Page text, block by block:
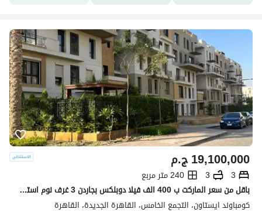
ج.م19,100,000
3
3
240 متر مربع
باقل من سعر الماركت ب 400 الف فيلا دوبلكس بجاردن 3 غرف نوم استلام فوري برايم لوكيشن وخطوات من النادى ف مرحلة Parks ف ايستاون سوديك التجمع Eastown
كومباوند ايستاون، التجمع الخامس، القاهرة الجديدة، القاهرة